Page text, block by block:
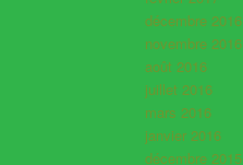
décembre 2016
novembre 2016
août 2016
juillet 2016
mars 2016
janvier 2016
décembre 2015